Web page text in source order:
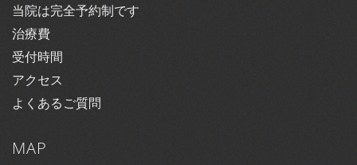
当院は完全予約制です
治療費
受付時間
アクセス
よくあるご質問
MAP